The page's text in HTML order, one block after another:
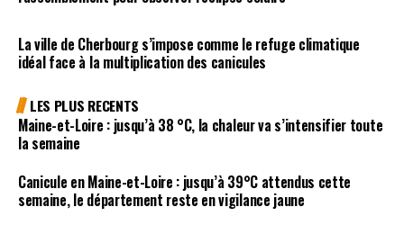
La ville de Cherbourg s’impose comme le refuge climatique
idéal face à la multiplication des canicules
LES PLUS RECENTS
Maine-et-Loire : jusqu’à 38 °C, la chaleur va s’intensifier toute
la semaine
Canicule en Maine-et-Loire : jusqu’à 39°C attendus cette
semaine, le département reste en vigilance jaune